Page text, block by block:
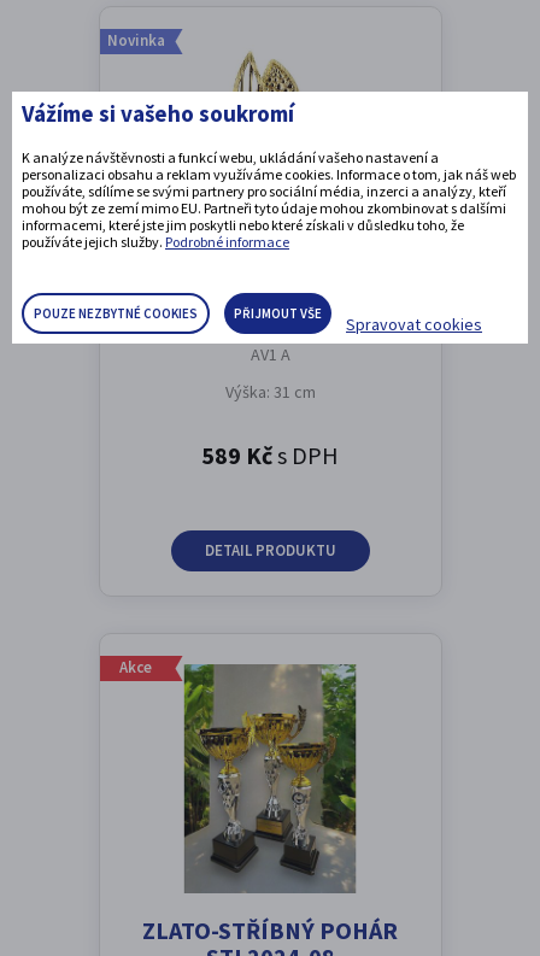
Novinka
Designová trofej AV1
AV1 A
Výška: 31 cm
589 Kčs DPH
DETAIL PRODUKTU
Akce
ZLATO-STŘÍBNÝ POHÁR
Vážíme si vašeho soukromí
K analýze návštěvnosti a funkcí webu, ukládání vašeho nastavení a
personalizaci obsahu a reklam využíváme cookies. Informace o tom, jak náš web
používáte, sdílíme se svými partnery pro sociální média, inzerci a analýzy, kteří
mohou být ze zemí mimo EU. Partneři tyto údaje mohou zkombinovat s dalšími
informacemi, které jste jim poskytli nebo které získali v důsledku toho, že
používáte jejich služby. Podrobné informace
POUZE NEZBYTNÉ COOKIES PŘIJMOUT VŠE
Spravovat cookies